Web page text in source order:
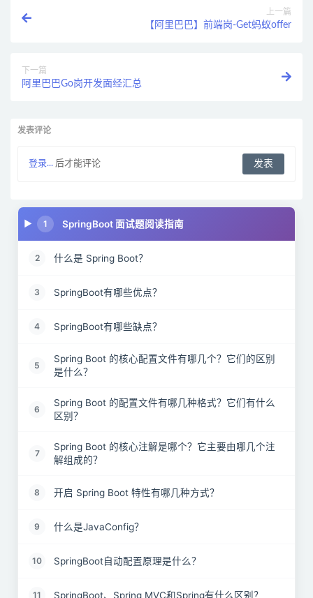
上一篇
【阿里巴巴】前端岗-Get蚂蚁offer
下一篇
阿里巴巴Go岗开发面经汇总
发表评论
登录... 后才能评论
1 SpringBoot 面试题阅读指南
2 什么是 Spring Boot？
3 SpringBoot有哪些优点？
4 SpringBoot有哪些缺点？
5
Spring Boot 的核心配置文件有哪几个？它们的区别
是什么？
6
Spring Boot 的配置文件有哪几种格式？它们有什么
区别？
7
Spring Boot 的核心注解是哪个？它主要由哪几个注
解组成的？
8 开启 Spring Boot 特性有哪几种方式？
9 什么是JavaConfig？
10 SpringBoot自动配置原理是什么？
11 SpringBoot、Spring MVC和Spring有什么区别？